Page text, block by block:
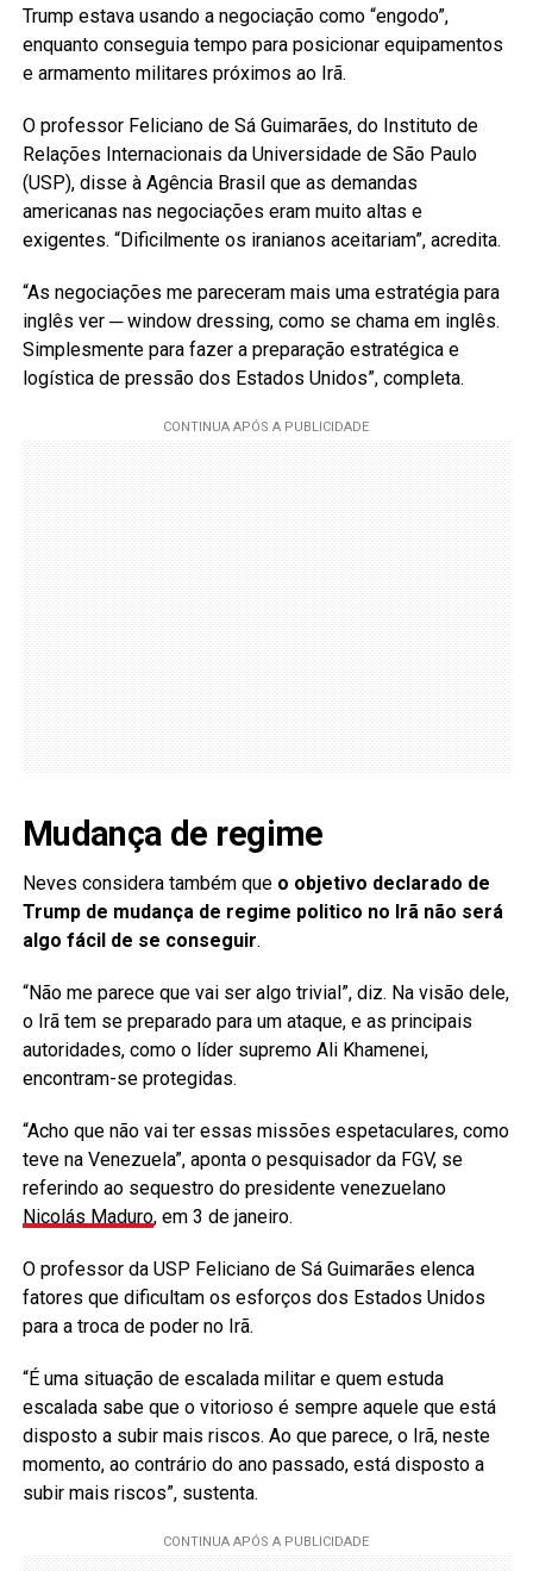
Trump estava usando a negociação como “engodo”,
enquanto conseguia tempo para posicionar equipamentos
e armamento militares próximos ao Irã.
O professor Feliciano de Sá Guimarães, do Instituto de
Relações Internacionais da Universidade de São Paulo
(USP), disse à Agência Brasil que as demandas
americanas nas negociações eram muito altas e
exigentes. “Dificilmente os iranianos aceitariam”, acredita.
“As negociações me pareceram mais uma estratégia para
inglês ver ─ window dressing, como se chama em inglês.
Simplesmente para fazer a preparação estratégica e
logística de pressão dos Estados Unidos”, completa.
Mudança de regime
Neves considera também que o objetivo declarado de
Trump de mudança de regime politico no Irã não será
algo fácil de se conseguir.
“Não me parece que vai ser algo trivial”, diz. Na visão dele,
o Irã tem se preparado para um ataque, e as principais
autoridades, como o líder supremo Ali Khamenei,
encontram-se protegidas.
“Acho que não vai ter essas missões espetaculares, como
teve na Venezuela”, aponta o pesquisador da FGV, se
referindo ao sequestro do presidente venezuelano
Nicolás Maduro, em 3 de janeiro.
O professor da USP Feliciano de Sá Guimarães elenca
fatores que dificultam os esforços dos Estados Unidos
para a troca de poder no Irã.
“É uma situação de escalada militar e quem estuda
escalada sabe que o vitorioso é sempre aquele que está
disposto a subir mais riscos. Ao que parece, o Irã, neste
momento, ao contrário do ano passado, está disposto a
subir mais riscos”, sustenta.